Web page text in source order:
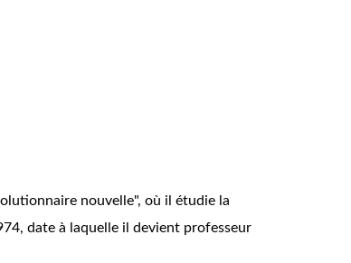
nouvelle", où il étudie la
date à laquelle il devient professeur